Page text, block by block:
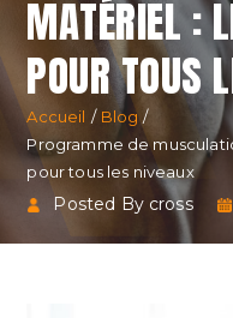
MATÉRIEL :
POUR TOUS
Accueil
Blog
Programme de
pour tous les niveaux
Posted By cross